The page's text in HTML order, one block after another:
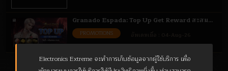
Granado Espada: Top Up Get Reward สะสม
ยอดรับไอเทม 4 ส.ค. - 1 ก.ย. 69
PROMOTIONS
Electronics Extreme จะทำการเก็บข้อมูลจากผู้ใช้บริการ เพื่อ